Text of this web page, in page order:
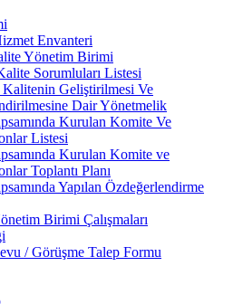
Envanteri
Yönetim Birimi
Sorumluları Listesi
Kalitenin Geliştirilmesi Ve
Dair Yönetmelik
Kurulan Komite Ve
Listesi
Kurulan Komite ve
Toplantı Planı
Yapılan Özdeğerlendirme
Birimi Çalışmaları
/ Görüşme Talep Formu